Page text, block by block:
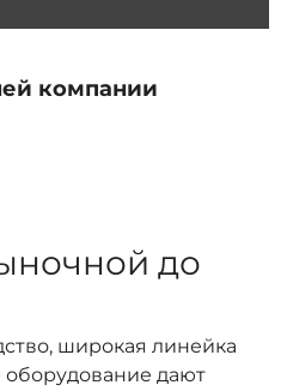
компании
до
широкая линейка
дают